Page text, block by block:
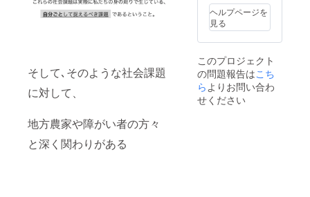
そして､そのような社会課題
に対して、
地方農家や障がい者の方々
と深く関わりがある
エン
ターテ
イメン
トを合
造語で
す。子
供達が
「遊び
ながら
無農薬
野菜を
お送り
致しま
容とし
ては ・
野菜の
種選択
権(3種
ヘルプページを
見る
このプロジェクト
の問題報告はこち
らよりお問い合わ
せください